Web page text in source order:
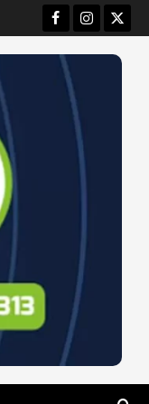
Facebook
Instagram